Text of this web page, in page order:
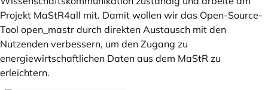
Projekt MaStR4all mit. Damit wollen wir das Open-Source-
Tool open_mastr durch direkten Austausch mit den
Nutzenden verbessern, um den Zugang zu
energiewirtschaftlichen Daten aus dem MaStR zu
erleichtern.